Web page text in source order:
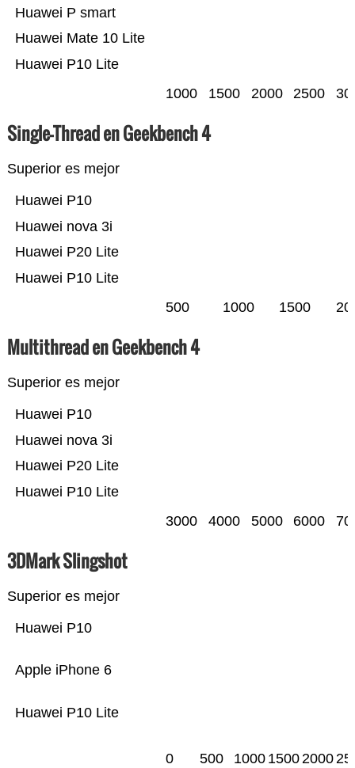
Huawei P10 Lite
Huawei Mate 10 Lite
Huawei P smart
1000 1500 2000 2500
Single-Thread en Geekbench 4
Superior es mejor
Huawei P10 Lite
Huawei P20 Lite
Huawei nova 3i
Huawei P10
500 1000 1500
Multithread en Geekbench 4
Superior es mejor
Huawei P10 Lite
Huawei P20 Lite
Huawei nova 3i
Huawei P10
3000 4000 5000 6000
3DMark Slingshot
Superior es mejor
Huawei P10 Lite
Apple iPhone 6
Huawei P10
0 500 1000 15002000